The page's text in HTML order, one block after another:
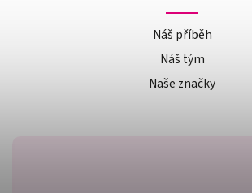
Náš příběh
Náš tým
Naše značky